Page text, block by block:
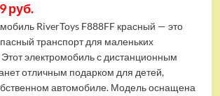
руб.
RiverToys F888FF красный — это
транспорт для маленьких
электромобиль с дистанционным
отличным подарком для детей,
автомобиле. Модель оснащена